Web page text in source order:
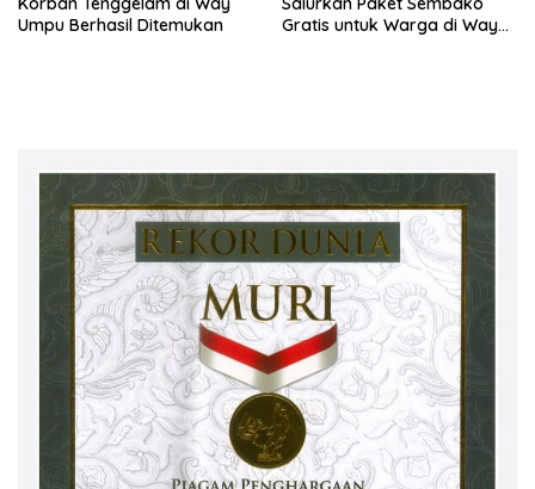
Umpu Berhasil Ditemukan
Gratis untuk Warga di Way